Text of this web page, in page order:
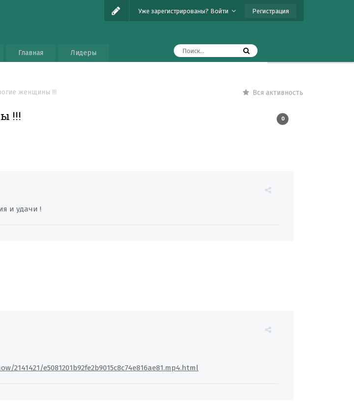
Уже зарегистрированы? Войти Регистрация
Главная Лидеры
Вся активность
женщины !!!
0
!!!
и удачи !
2141421/e5081201b92fe2b9015c8c74e816ae81.mp4.html